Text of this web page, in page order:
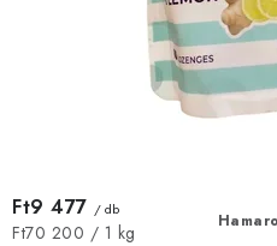
Ft9 477 / db
Egységár:
Ft70 200 / 1 kg